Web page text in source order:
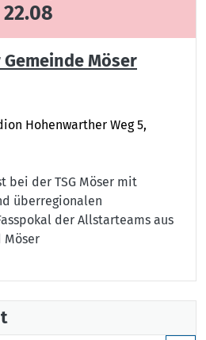
22.08
Möser
Hohenwarther Weg 5,
bei der TSG Möser mit
überregionalen
der Allstarteams aus
Möser